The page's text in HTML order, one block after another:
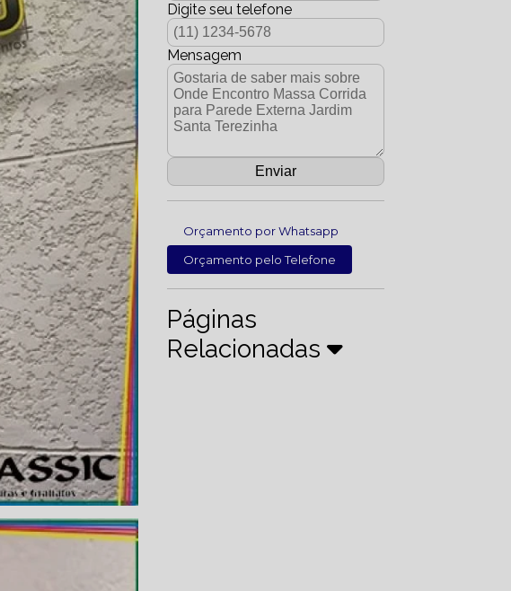
Digite seu telefone
Mensagem
Orçamento por Whatsapp
Orçamento pelo Telefone
Páginas
Relacionadas